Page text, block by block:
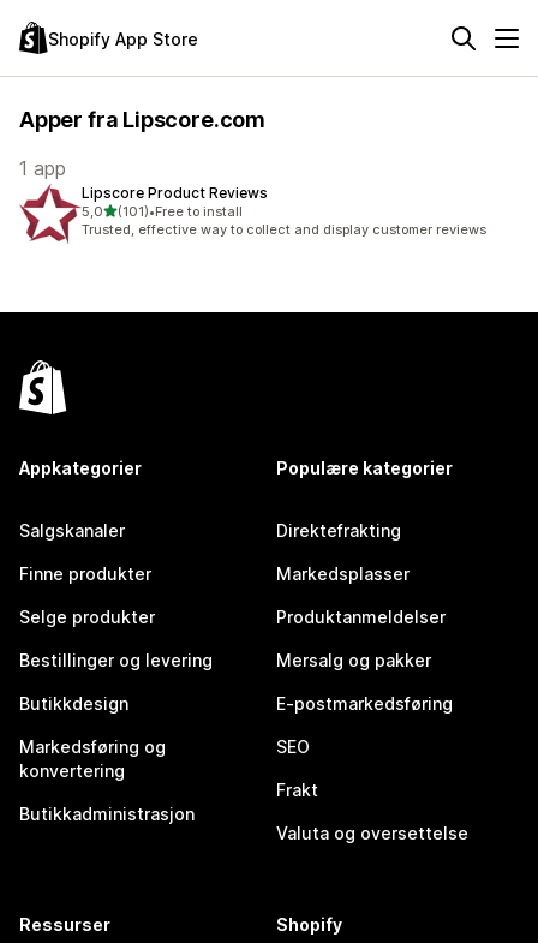
Shopify App Store
Apper fra Lipscore.com
1 app
Lipscore Product Reviews
5,0av 5 stjerner
(101)
Totalt 101 omtaler
•Free to install
Trusted, effective way to collect and display customer reviews
Appkategorier
Salgskanaler
Finne produkter
Selge produkter
Bestillinger og levering
Butikkdesign
Markedsføring og
konvertering
Butikkadministrasjon
Populære kategorier
Direktefrakting
Markedsplasser
Produktanmeldelser
Mersalg og pakker
E-postmarkedsføring
SEO
Frakt
Valuta og oversettelse
Ressurser Shopify